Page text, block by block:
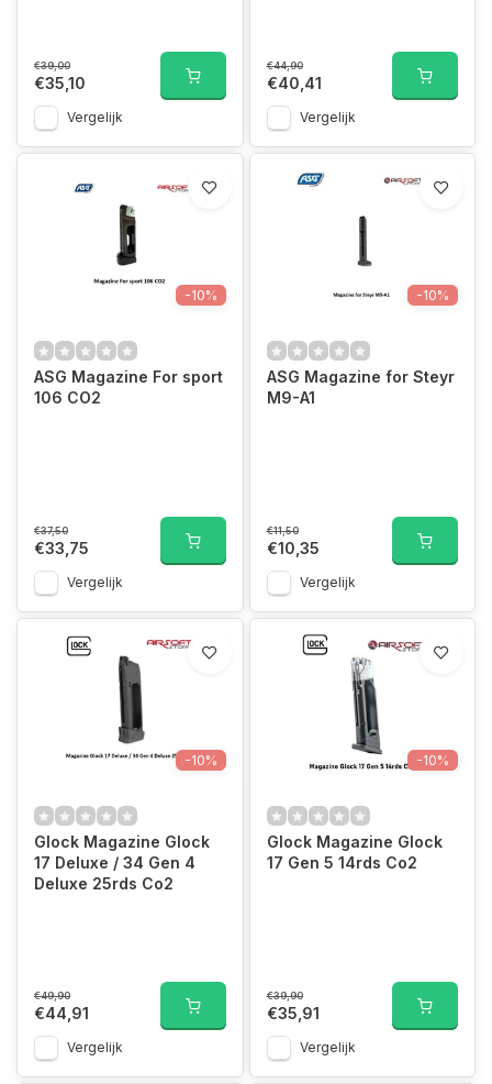
€39,00
€35,10
Vergelijk
€44,90
€40,41
Vergelijk
-10%
ASG Magazine For sport
106 CO2
€37,50
€33,75
Vergelijk
-10%
ASG Magazine for Steyr
M9-A1
€11,50
€10,35
Vergelijk
-10%
Glock Magazine Glock
17 Deluxe / 34 Gen 4
Deluxe 25rds Co2
€49,90
€44,91
Vergelijk
-10%
Glock Magazine Glock
17 Gen 5 14rds Co2
€39,90
€35,91
Vergelijk